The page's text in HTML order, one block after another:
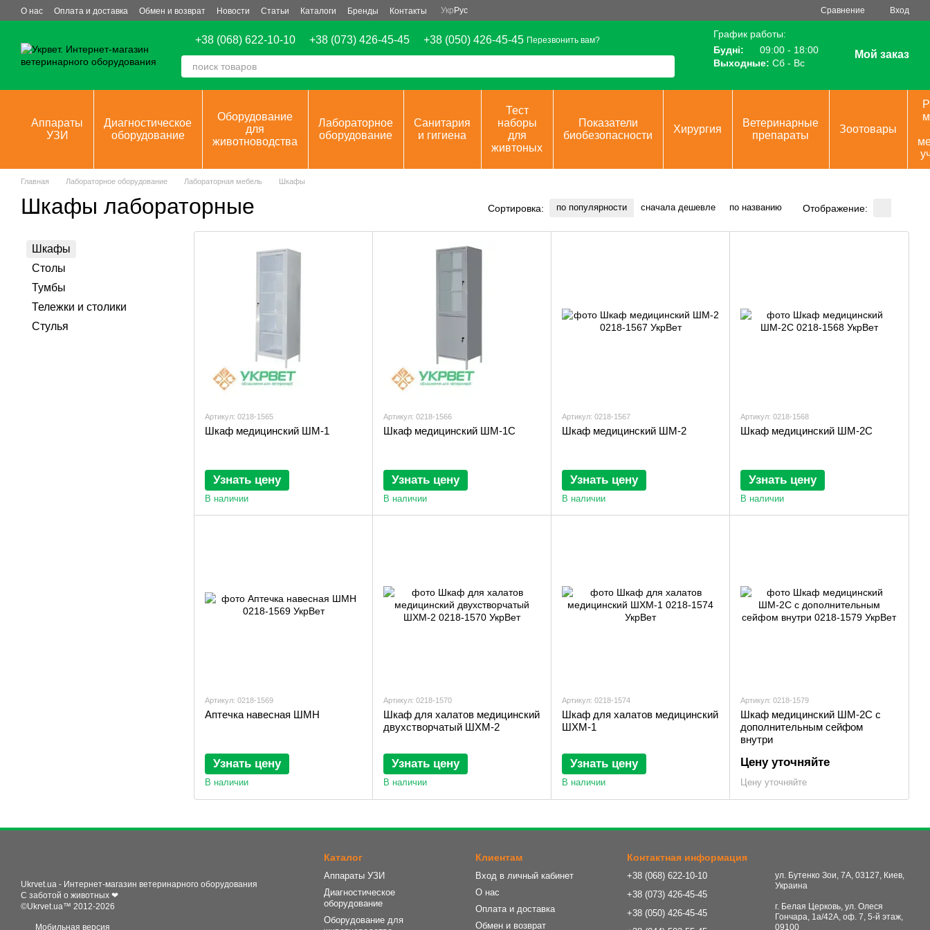
Перейти к основному контенту
О нас Оплата и доставка Обмен и возврат Новости Статьи Каталоги Бренды Контакты Укр Рус Сравнение Вход
+38 (068) 622-10-10 +38 (073) 426-45-45 +38 (050) 426-45-45 Перезвонить вам?
График работы:
Будні:
09:00 - 18:00
Выходные: Сб - Вс
Мой заказ
Аппараты
УЗИ
Диагностическое
оборудование
Оборудование
для
животноводства
Лабораторное
оборудование
Санитария
и гигиена
Тест
наборы
для
живтоных
Показатели
биобезопасности
Хирургия
Ветеринарные
препараты
Зоотовары
Главная Лабораторное оборудование Лабораторная мебель Шкафы
Шкафы лабораторные Сортировка: по популярности сначала дешевле по названию Отображение:
Артикул: 0218-1565
Шкаф медицинский ШМ-1
Узнать цену
В наличии
Артикул: 0218-1566
Шкаф медицинский ШМ-1С
Узнать цену
В наличии
Артикул: 0218-1567
Шкаф медицинский ШМ-2
Узнать цену
В наличии
Артикул: 0218-1568
Шкаф медицинский ШМ-2С
Узнать цену
В наличии
Артикул: 0218-1569
Аптечка навесная ШМН
Узнать цену
В наличии
Артикул: 0218-1570
Шкаф для халатов медицинский
двухстворчатый ШХМ-2
Узнать цену
В наличии
Артикул: 0218-1574
Шкаф для халатов медицинский
ШХМ-1
Узнать цену
В наличии
Артикул: 0218-1579
Шкаф медицинский ШМ-2С с
дополнительным сейфом
внутри
Цену уточняйте
Цену уточняйте
Шкафы
Столы
Тумбы
Тележки и столики
Стулья
Ukrvet.ua - Интернет-магазин ветеринарного оборудования
С заботой о животных ❤
©Ukrvet.ua™ 2012-2026
Мобильная версия
Каталог
Аппараты УЗИ
Диагностическое
оборудование
Оборудование для
Клиентам
Вход в личный кабинет
О нас
Оплата и доставка
Обмен и возврат
Контактная информация
+38 (068) 622-10-10
+38 (073) 426-45-45
+38 (050) 426-45-45
ул. Бутенко Зои, 7А, 03127, Киев,
Украина
г. Белая Церковь, ул. Олеся
Гончара, 1а/42А, оф. 7, 5-й этаж,
09100